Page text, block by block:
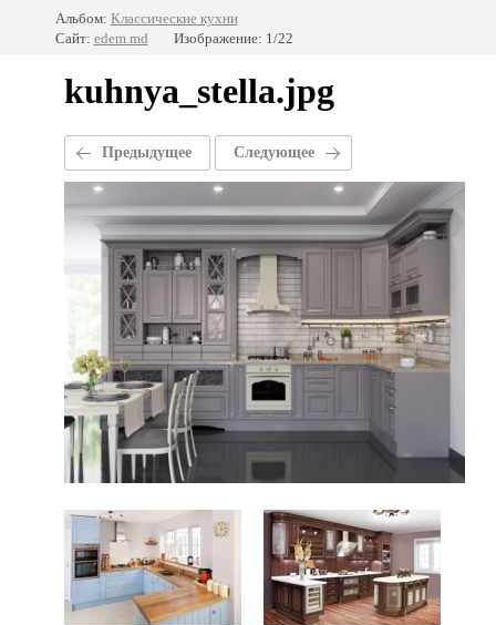
Альбом: Классические кухни
Сайт: edem.md Изображение: 1/22
kuhnya_stella.jpg
Предыдущее Следующее